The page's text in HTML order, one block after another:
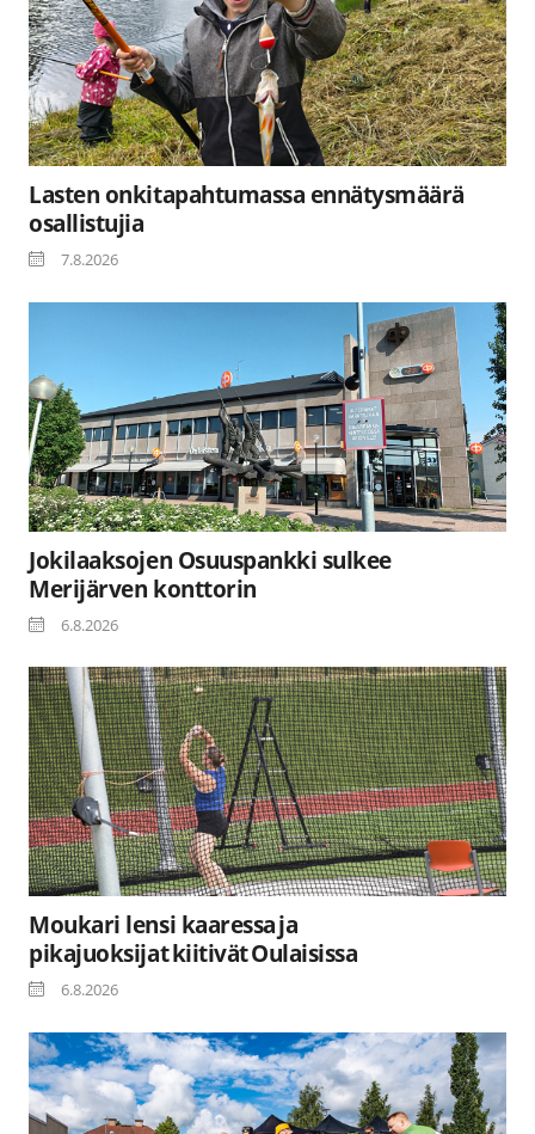
Lasten onkitapahtumassa ennätysmäärä
osallistujia
7.8.2026
Jokilaaksojen Osuuspankki sulkee
Merijärven konttorin
6.8.2026
Moukari lensi kaaressa ja
pikajuoksijat kiitivät Oulaisissa
6.8.2026